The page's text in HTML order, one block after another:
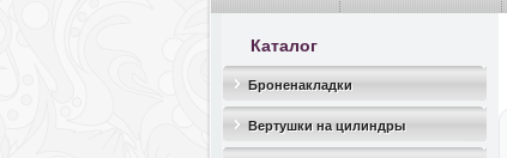
Каталог
Броненакладки
Вертушки на цилиндры